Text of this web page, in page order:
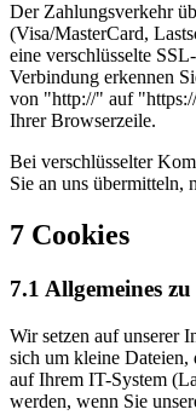
Der Zahlungsverkehr
(Visa/MasterCard,
eine verschlüsselte
Verbindung erkennen
von "http://" auf
Ihrer Browserzeile.
Bei verschlüsselter
Sie an uns übermitteln,
7 Cookies
7.1 Allgemeines
Wir setzen auf unserer
sich um kleine Dateien,
auf Ihrem IT-System
werden, wenn Sie